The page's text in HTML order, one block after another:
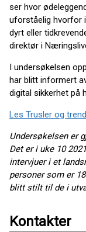
ser hvor
uforståelig hvorfor
dyrt eller
direktør i
I undersøkelsen
har blitt informert
digital sikkerhet på
Les Trusler og
Undersøkelsen er
Det er i uke 10
intervjuer i et
personer som er
blitt stilt til de i
Kontakter